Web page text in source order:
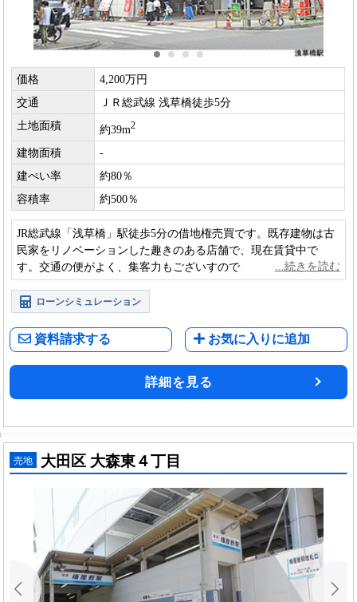
価格
4,200万円
交通
ＪＲ総武線 浅草橋徒歩5分
土地面積
約39m2
建物面積
-
建ぺい率
約80％
容積率
約500％
JR総武線「浅草橋」駅徒歩5分の借地権売買です。既存建物は古
民家をリノベーションした趣きのある店舗で、現在賃貸中で
す。交通の便がよく、集客力もございすので、安定した収入が
見込めます。
ローンシミュレーション
資料請求する お気に入りに追加
詳細を見る
売地 大田区 大森東４丁目